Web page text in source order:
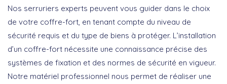
Nos serruriers experts peuvent vous guider dans le choix
de votre coffre-fort, en tenant compte du niveau de
sécurité requis et du type de biens à protéger. L’installation
d’un coffre-fort nécessite une connaissance précise des
systèmes de fixation et des normes de sécurité en vigueur.
Notre matériel professionnel nous permet de réaliser une